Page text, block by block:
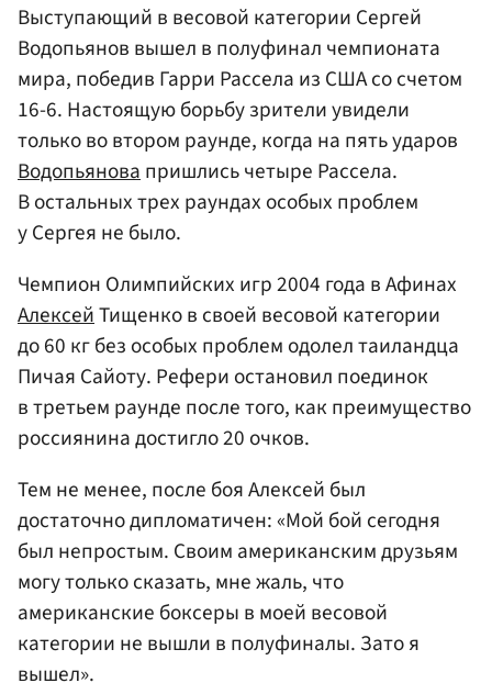
Выступающий в весовой категории Сергей
Водопьянов вышел в полуфинал чемпионата
мира, победив Гарри Рассела из США со счетом
16-6. Настоящую борьбу зрители увидели
только во втором раунде, когда на пять ударов
Водопьяновапришлись четыре Рассела.
В остальных трех раундах особых проблем
у Сергея не было.
Чемпион Олимпийских игр 2004 года в Афинах
АлексейТищенко в своей весовой категории
до 60 кг без особых проблем одолел таиландца
Пичая Сайоту. Рефери остановил поединок
в третьем раунде после того, как преимущество
россиянина достигло 20 очков.
Тем не менее, после боя Алексей был
достаточно дипломатичен: «Мой бой сегодня
был непростым. Своим американским друзьям
могу только сказать, мне жаль, что
американские боксеры в моей весовой
категории не вышли в полуфиналы. Зато я
вышел».